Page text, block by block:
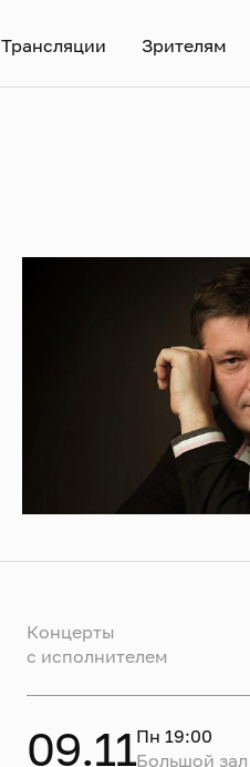
Трансляции Зрителям
Концерты
c исполнителем
09.11Пн 19:00
Большой зал